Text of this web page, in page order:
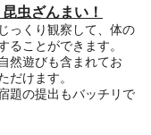
虫ざんまい！
っくり観察して、体の
ることができます。
然遊びも含まれてお
だけます。
題の提出もバッチリで